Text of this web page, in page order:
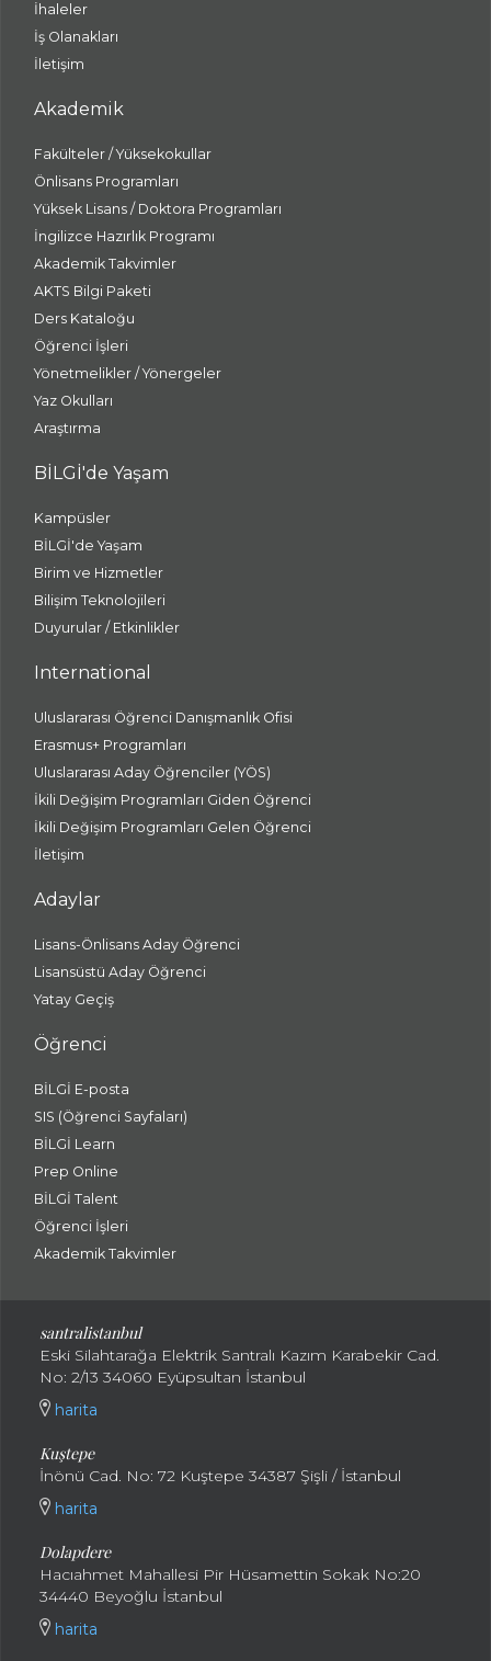
İhaleler
İş Olanakları
İletişim
Akademik
Fakülteler / Yüksekokullar
Önlisans Programları
Yüksek Lisans / Doktora Programları
İngilizce Hazırlık Programı
Akademik Takvimler
AKTS Bilgi Paketi
Ders Kataloğu
Öğrenci İşleri
Yönetmelikler / Yönergeler
Yaz Okulları
Araştırma
BİLGİ'de Yaşam
Kampüsler
BİLGİ'de Yaşam
Birim ve Hizmetler
Bilişim Teknolojileri
Duyurular / Etkinlikler
International
Uluslararası Öğrenci Danışmanlık Ofisi
Erasmus+ Programları
Uluslararası Aday Öğrenciler (YÖS)
İkili Değişim Programları Giden Öğrenci
İkili Değişim Programları Gelen Öğrenci
İletişim
Adaylar
Lisans-Önlisans Aday Öğrenci
Lisansüstü Aday Öğrenci
Yatay Geçiş
Öğrenci
BİLGİ E-posta
SIS (Öğrenci Sayfaları)
BİLGİ Learn
Prep Online
BİLGİ Talent
Öğrenci İşleri
Akademik Takvimler
santralistanbul
Eski Silahtarağa Elektrik Santralı Kazım Karabekir Cad.
No: 2/13 34060 Eyüpsultan İstanbul
harita
Kuştepe
İnönü Cad. No: 72 Kuştepe 34387 Şişli / İstanbul
harita
Dolapdere
Hacıahmet Mahallesi Pir Hüsamettin Sokak No:20
34440 Beyoğlu İstanbul
harita